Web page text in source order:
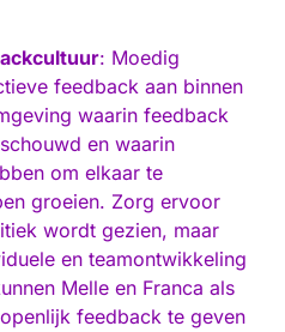
: Moedig
feedback aan binnen
waarin feedback
en waarin
om elkaar te
groeien. Zorg ervoor
wordt gezien, maar
en teamontwikkeling
Melle en Franca als
feedback te geven